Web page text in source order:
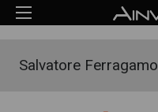
Salvatore Ferragamo